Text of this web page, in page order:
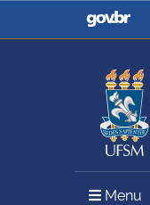
Casa Civil
Ministério
Pecuária e
Menu